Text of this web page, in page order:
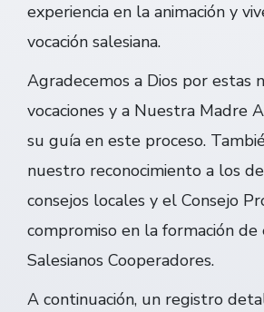
experiencia en la animación y
vocación salesiana.
Agradecemos a Dios por estas
vocaciones y a Nuestra Madre
su guía en este proceso.
nuestro reconocimiento a los
consejos locales y el Consejo
compromiso en la formación de
Salesianos Cooperadores.
A continuación, un registro